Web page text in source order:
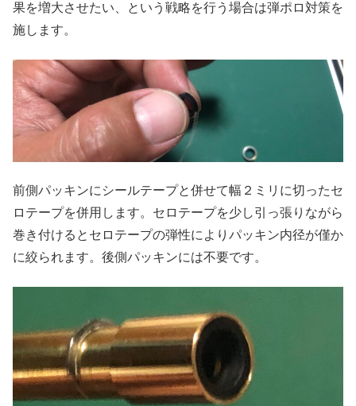
果を増大させたい、という戦略を行う場合は弾ポロ対策を
施します。
前側パッキンにシールテープと併せて幅２ミリに切ったセ
ロテープを併用します。セロテープを少し引っ張りながら
巻き付けるとセロテープの弾性によりパッキン内径が僅か
に絞られます。後側パッキンには不要です。